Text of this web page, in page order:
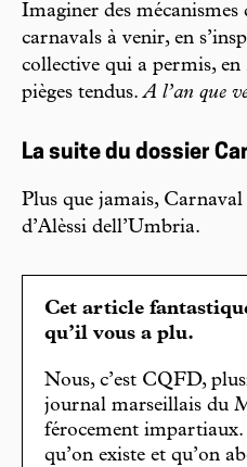
Imaginer des mécanismes
carnavals à venir, en
collective qui a permis, en
pièges tendus.A l’an que
La suite du dossier
Plus que jamais, Carnaval
d’Alèssi dell’Umbria.
Cet article
qu’il vous a plu.
Nous, c’est CQFD,
journal marseillais du
férocement impartiaux.
qu’on existe et qu’on